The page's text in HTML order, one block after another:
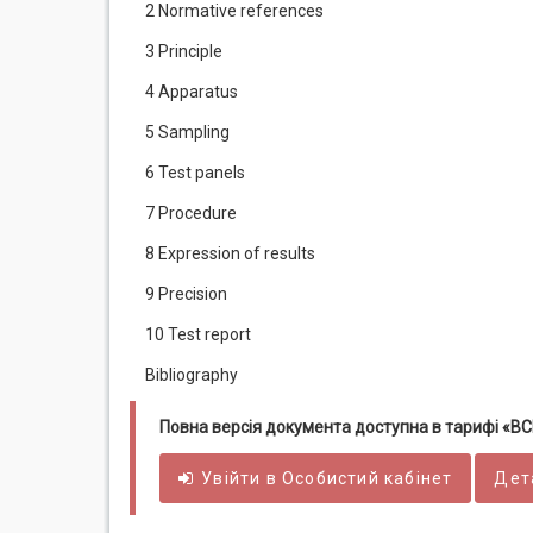
2 Normative references
3 Principle
4 Apparatus
5 Sampling
6 Test panels
7 Procedure
8 Expression of results
9 Precision
10 Test report
Bibliography
Повна версія документа доступна в тарифі
Увійти вОсобистий кабінет